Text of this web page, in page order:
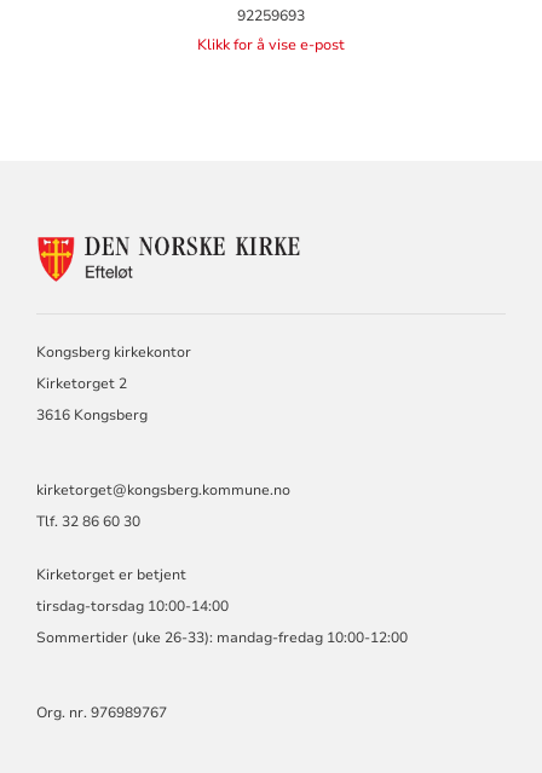
92259693
Klikk for å vise e-post
Kongsberg kirkekontor
Kirketorget 2
3616 Kongsberg
kirketorget@kongsberg.kommune.no
Tlf. 32 86 60 30
Kirketorget er betjent
tirsdag-torsdag 10:00-14:00
Sommertider (uke 26-33): mandag-fredag 10:00-12:00
Org. nr. 976989767